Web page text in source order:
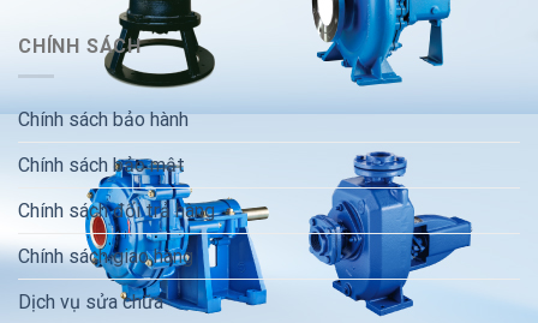
CHÍNH SÁCH
Chính sách bảo hành
Chính sách bảo mật
Chính sách đổi trả hàng
Chính sách giao hàng
Dịch vụ sửa chữa